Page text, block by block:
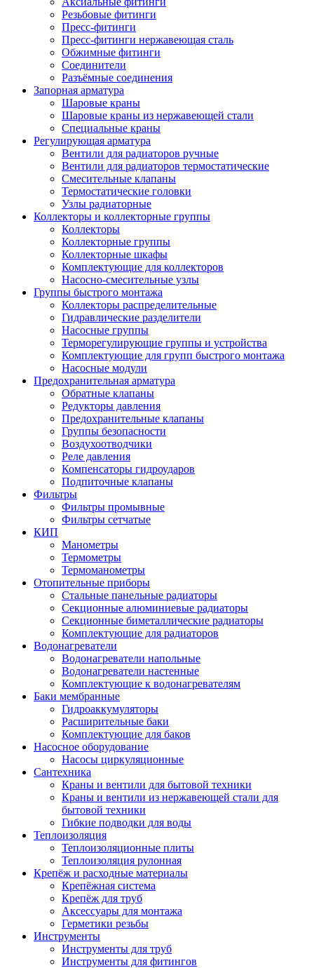
Резьбовые фитинги
Пресс-фитинги
Пресс-фитинги нержавеющая сталь
Обжимные фитинги
Соединители
Разъёмные соединения
Запорная арматура
Шаровые краны
Шаровые краны из нержавеющей стали
Специальные краны
Регулирующая арматура
Вентили для радиаторов ручные
Вентили для радиаторов термостатические
Смесительные клапаны
Термостатические головки
Узлы радиаторные
Коллекторы и коллекторные группы
Коллекторы
Коллекторные группы
Коллекторные шкафы
Комплектующие для коллекторов
Насосно-смесительные узлы
Группы быстрого монтажа
Коллекторы распределительные
Гидравлические разделители
Насосные группы
Терморегулирующие группы и устройства
Комплектующие для групп быстрого монтажа
Насосные модули
Предохранительная арматура
Обратные клапаны
Редукторы давления
Предохранительные клапаны
Группы безопасности
Воздухоотводчики
Реле давления
Компенсаторы гидроударов
Подпиточные клапаны
Фильтры
Фильтры промывные
Фильтры сетчатые
КИП
Манометры
Термометры
Термоманометры
Отопительные приборы
Стальные панельные радиаторы
Секционные алюминиевые радиаторы
Секционные биметаллические радиаторы
Комплектующие для радиаторов
Водонагреватели
Водонагреватели напольные
Водонагреватели настенные
Комплектующие к водонагревателям
Баки мембранные
Гидроаккумуляторы
Расширительные баки
Комплектующие для баков
Насосное оборудование
Насосы циркуляционные
Сантехника
Краны и вентили для бытовой техники
Краны и вентили из нержавеющей стали для
бытовой техники
Гибкие подводки для воды
Теплоизоляция
Теплоизоляционные плиты
Теплоизоляция рулонная
Крепёж и расходные материалы
Крепёжная система
Крепёж для труб
Аксессуары для монтажа
Герметики резьбы
Инструменты
Инструменты для труб
Инструменты для фитингов